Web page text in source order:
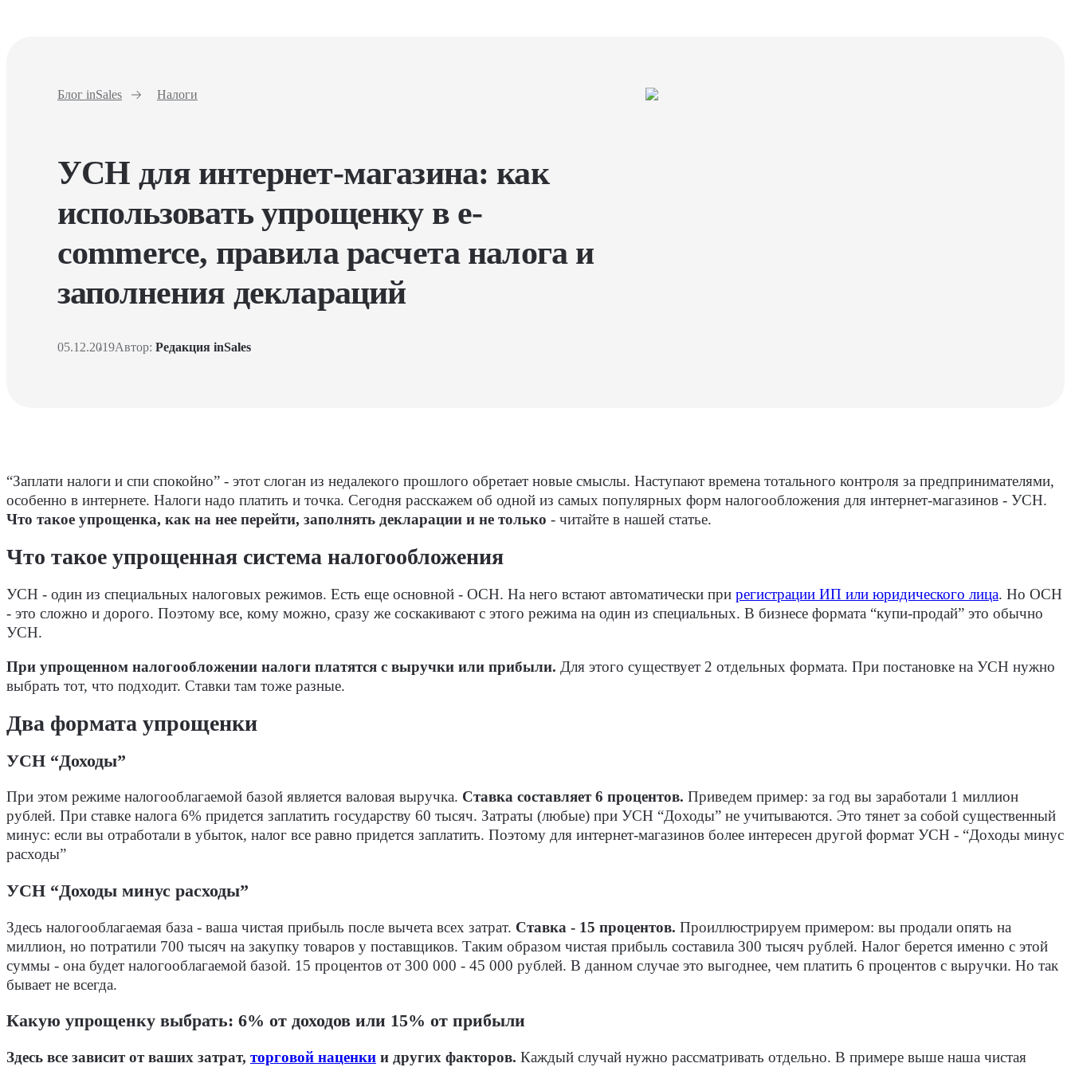
Блог inSales Налоги
УСН для интернет-магазина: как
использовать упрощенку в e-
commerce, правила расчета налога и
заполнения деклараций
05.12.2019Автор: Редакция inSales
“Заплати налоги и спи спокойно” - этот слоган из недалекого прошлого обретает новые смыслы. Наступают времена тотального контроля за предпринимателями,
особенно в интернете. Налоги надо платить и точка. Сегодня расскажем об одной из самых популярных форм налогообложения для интернет-магазинов - УСН.
Что такое упрощенка, как на нее перейти, заполнять декларации и не только - читайте в нашей статье.
Что такое упрощенная система налогообложения
УСН - один из специальных налоговых режимов. Есть еще основной - ОСН. На него встают автоматически при регистрации ИП или юридического лица. Но ОСН
- это сложно и дорого. Поэтому все, кому можно, сразу же соскакивают с этого режима на один из специальных. В бизнесе формата “купи-продай” это обычно
УСН.
При упрощенном налогообложении налоги платятся с выручки или прибыли. Для этого существует 2 отдельных формата. При постановке на УСН нужно
выбрать тот, что подходит. Ставки там тоже разные.
Два формата упрощенки
УСН “Доходы”
При этом режиме налогооблагаемой базой является валовая выручка. Ставка составляет 6 процентов. Приведем пример: за год вы заработали 1 миллион
рублей. При ставке налога 6% придется заплатить государству 60 тысяч. Затраты (любые) при УСН “Доходы” не учитываются. Это тянет за собой существенный
минус: если вы отработали в убыток, налог все равно придется заплатить. Поэтому для интернет-магазинов более интересен другой формат УСН - “Доходы минус
расходы”
УСН “Доходы минус расходы”
Здесь налогооблагаемая база - ваша чистая прибыль после вычета всех затрат. Ставка - 15 процентов. Проиллюстрируем примером: вы продали опять на
миллион, но потратили 700 тысяч на закупку товаров у поставщиков. Таким образом чистая прибыль составила 300 тысяч рублей. Налог берется именно с этой
суммы - она будет налогооблагаемой базой. 15 процентов от 300 000 - 45 000 рублей. В данном случае это выгоднее, чем платить 6 процентов с выручки. Но так
бывает не всегда.
Какую упрощенку выбрать: 6% от доходов или 15% от прибыли
Здесь все зависит от ваших затрат, торговой наценки и других факторов. Каждый случай нужно рассматривать отдельно. В примере выше наша чистая